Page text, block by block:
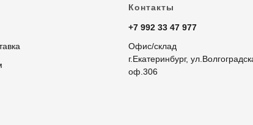
Контакты
+7 992 33 47 977
Офис/склад
г.Екатеринбург,
оф.306